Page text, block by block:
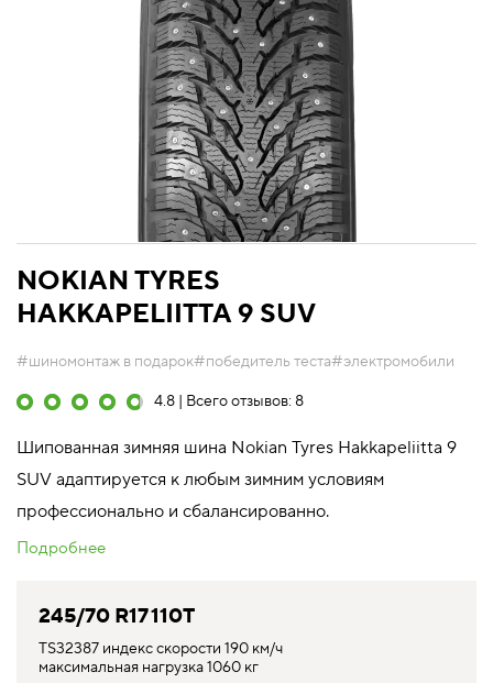
NOKIAN TYRES
HAKKAPELIITTA 9 SUV
#шиномонтаж в подарок#победитель теста#электромобили
4.8 | Всего отзывов: 8
Шипованная зимняя шина Nokian Tyres Hakkapeliitta 9
SUV адаптируется к любым зимним условиям
профессионально и сбалансированно.
Подробнее
245/70 R17 110T
TS32387 индекс скорости 190 км/ч
максимальная нагрузка 1060 кг